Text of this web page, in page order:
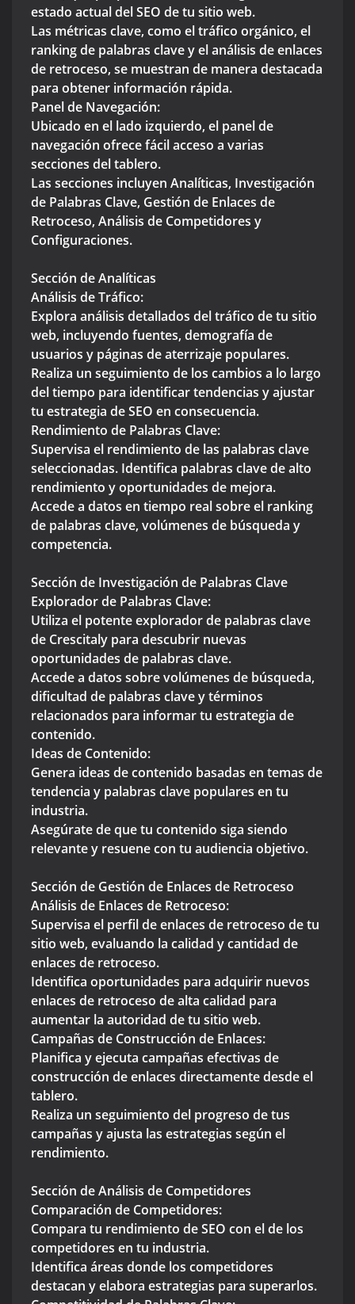
estado actual del SEO de tu sitio web.
Las métricas clave, como el tráfico orgánico, el
ranking de palabras clave y el análisis de enlaces
de retroceso, se muestran de manera destacada
para obtener información rápida.
Panel de Navegación:
Ubicado en el lado izquierdo, el panel de
navegación ofrece fácil acceso a varias
secciones del tablero.
Las secciones incluyen Analíticas, Investigación
de Palabras Clave, Gestión de Enlaces de
Retroceso, Análisis de Competidores y
Configuraciones.
Sección de Analíticas
Análisis de Tráfico:
Explora análisis detallados del tráfico de tu sitio
web, incluyendo fuentes, demografía de
usuarios y páginas de aterrizaje populares.
Realiza un seguimiento de los cambios a lo largo
del tiempo para identificar tendencias y ajustar
tu estrategia de SEO en consecuencia.
Rendimiento de Palabras Clave:
Supervisa el rendimiento de las palabras clave
seleccionadas. Identifica palabras clave de alto
rendimiento y oportunidades de mejora.
Accede a datos en tiempo real sobre el ranking
de palabras clave, volúmenes de búsqueda y
competencia.
Sección de Investigación de Palabras Clave
Explorador de Palabras Clave:
Utiliza el potente explorador de palabras clave
de Crescitaly para descubrir nuevas
oportunidades de palabras clave.
Accede a datos sobre volúmenes de búsqueda,
dificultad de palabras clave y términos
relacionados para informar tu estrategia de
contenido.
Ideas de Contenido:
Genera ideas de contenido basadas en temas de
tendencia y palabras clave populares en tu
industria.
Asegúrate de que tu contenido siga siendo
relevante y resuene con tu audiencia objetivo.
Sección de Gestión de Enlaces de Retroceso
Análisis de Enlaces de Retroceso:
Supervisa el perfil de enlaces de retroceso de tu
sitio web, evaluando la calidad y cantidad de
enlaces de retroceso.
Identifica oportunidades para adquirir nuevos
enlaces de retroceso de alta calidad para
aumentar la autoridad de tu sitio web.
Campañas de Construcción de Enlaces:
Planifica y ejecuta campañas efectivas de
construcción de enlaces directamente desde el
tablero.
Realiza un seguimiento del progreso de tus
campañas y ajusta las estrategias según el
rendimiento.
Sección de Análisis de Competidores
Comparación de Competidores:
Compara tu rendimiento de SEO con el de los
competidores en tu industria.
Identifica áreas donde los competidores
destacan y elabora estrategias para superarlos.